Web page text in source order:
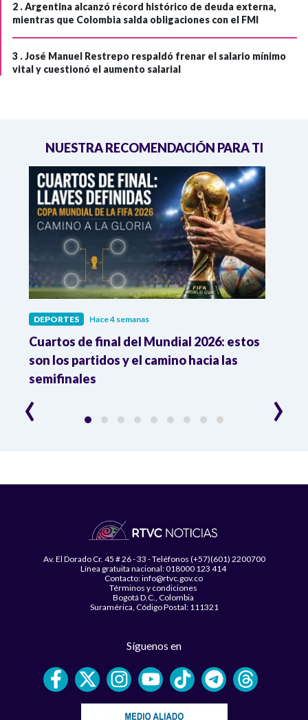
2 .Argentina alcanzó récord histórico de deuda externa,
mientras que Colombia salda obligaciones con el FMI
3 .José Manuel Restrepo respaldó frenar el salario mínimo
vital y cuestionó el aumento salarial
NUESTRA RECOMENDACIÓN PARA TI
DEPORTES Hace 4 semanas
Cuartos de final del Mundial 2026: estos
son los partidos y el camino hacia las
semifinales
‹ ›
Av. El Dorado Cr. 45 # 26 - 33 - Teléfonos (+57)(601) 2200700
Línea gratuita nacional: 018000 123 414
Contacto: info@rtvc.gov.co
Términos y condiciones
Bogotá D.C., Colombia
Suramérica, Código Postal: 111321
Síguenos en